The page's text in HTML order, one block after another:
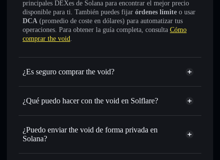
principales DEXes de Solana para encontrar el mejor precio
disponible para ti. También puedes fijar órdenes límite o usar
DCA (promedio de coste en dólares) para automatizar tus
operaciones. Para obtener la guía completa, consulta Cómo
comprar the void.
¿Es seguro comprar the void?
the void no está verificado
¿Qué puedo hacer con the void en Solflare?
the void
cartera de Solflare
Intercambiar al instante: operar con VOID para SOL,
USDC o miles de otros tokens de Solana con enrutamiento
¿Puedo enviar the void de forma privada en
Solana?
agregador de privacidad